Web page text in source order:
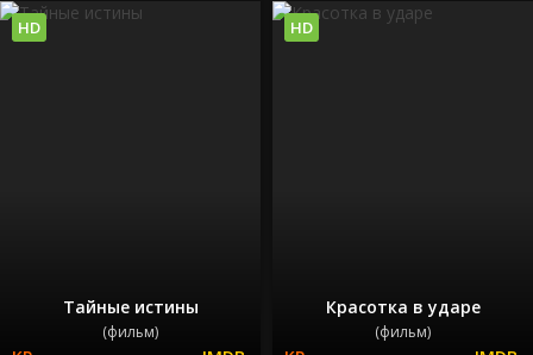
Тайные истины
(фильм)
HD
Красотка в ударе
(фильм)
HD